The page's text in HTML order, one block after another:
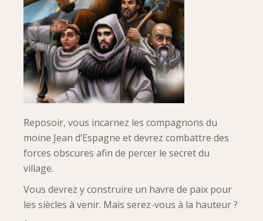
Reposoir, vous incarnez les compagnons du
moine Jean d’Espagne et devrez combattre des
forces obscures afin de percer le secret du
village.
Vous devrez y construire un havre de paix pour
les siècles à venir. Mais serez-vous à la hauteur ?